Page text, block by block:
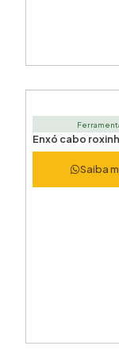
Enxó cabo
Saiba